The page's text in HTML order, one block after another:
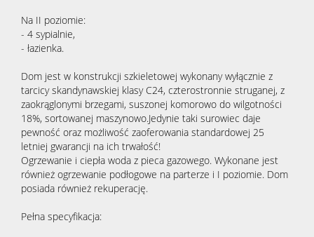
Na II poziomie:
- 4 sypialnie,
- łazienka.
Dom jest w konstrukcji szkieletowej wykonany wyłącznie z
tarcicy skandynawskiej klasy C24, czterostronnie struganej, z
zaokrąglonymi brzegami, suszonej komorowo do wilgotności
18%, sortowanej maszynowo.Jedynie taki surowiec daje
pewność oraz możliwość zaoferowania standardowej 25
letniej gwarancji na ich trwałość!
Ogrzewanie i ciepła woda z pieca gazowego. Wykonane jest
również ogrzewanie podłogowe na parterze i I poziomie. Dom
posiada również rekuperację.
Pełna specyfikacja: